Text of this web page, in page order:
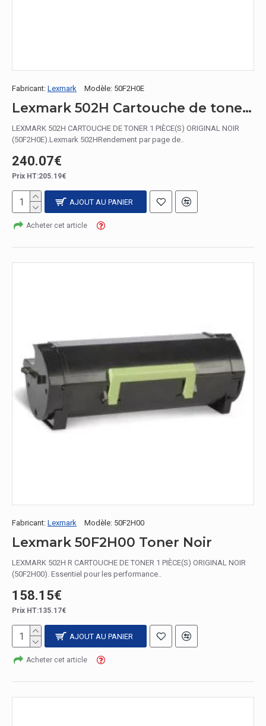
Fabricant: Lexmark Modèle: 50F2H0E
Lexmark 502H Cartouche de toner 1 pièce(s) Original Noir
LEXMARK 502H CARTOUCHE DE TONER 1 PIÈCE(S) ORIGINAL NOIR
(50F2H0E).Lexmark 502HRendement par page de..
240.07€
Prix HT:205.19€
AJOUT AU PANIER
Acheter cet article
Fabricant: Lexmark Modèle: 50F2H00
Lexmark 50F2H00 Toner Noir
LEXMARK 502H R CARTOUCHE DE TONER 1 PIÈCE(S) ORIGINAL NOIR
(50F2H00). Essentiel pour les performance..
158.15€
Prix HT:135.17€
AJOUT AU PANIER
Acheter cet article